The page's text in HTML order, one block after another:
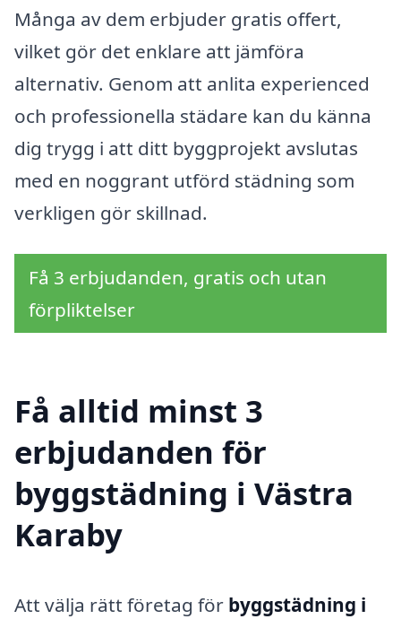
Många av dem erbjuder gratis offert,
vilket gör det enklare att jämföra
alternativ. Genom att anlita experienced
och professionella städare kan du känna
dig trygg i att ditt byggprojekt avslutas
med en noggrant utförd städning som
verkligen gör skillnad.
Få 3 erbjudanden, gratis och utan
förpliktelser
Få alltid minst 3
erbjudanden för
byggstädning i Västra
Karaby
Att välja rätt företag för byggstädning i